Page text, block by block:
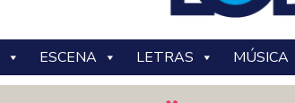
ESCENA LETRAS MÚSICA